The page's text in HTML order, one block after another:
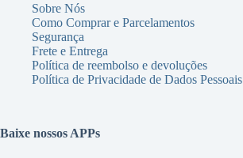
Sobre Nós
Como Comprar e Parcelamentos
Segurança
Frete e Entrega
Política de reembolso e devoluções
Política de Privacidade de Dados Pessoais
Baixe nossos APPs